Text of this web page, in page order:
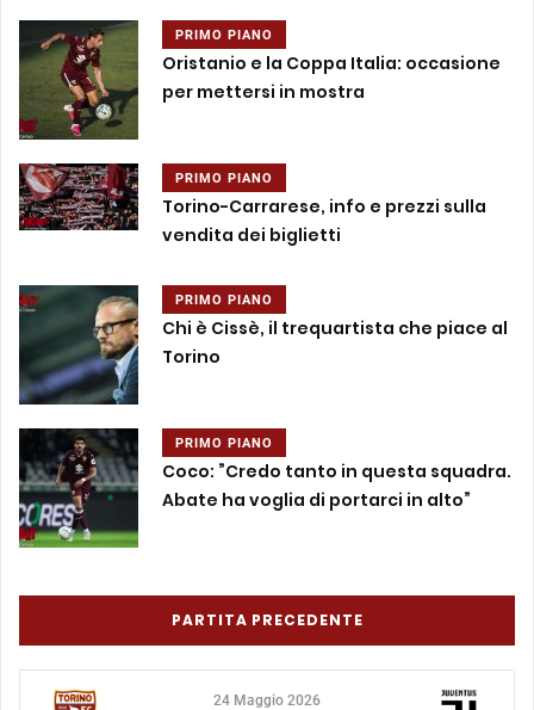
PRIMO PIANO
Oristanio e la Coppa Italia: occasione
per mettersi in mostra
PRIMO PIANO
Torino-Carrarese, info e prezzi sulla
vendita dei biglietti
PRIMO PIANO
Chi è Cissè, il trequartista che piace al
Torino
PRIMO PIANO
Coco: ”Credo tanto in questa squadra.
Abate ha voglia di portarci in alto”
PARTITA PRECEDENTE
24 Maggio 2026